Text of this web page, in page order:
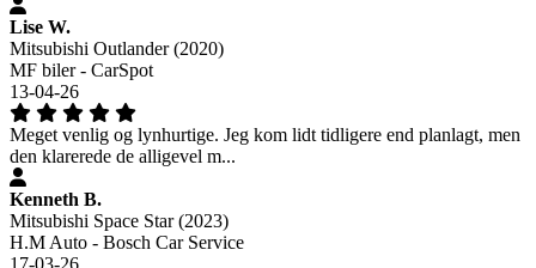
Lise W.
Mitsubishi Outlander (2020)
MF biler - CarSpot
13-04-26
Meget venlig og lynhurtige. Jeg kom lidt tidligere end planlagt, men
den klarerede de alligevel m...
Kenneth B.
Mitsubishi Space Star (2023)
H.M Auto - Bosch Car Service
17-03-26